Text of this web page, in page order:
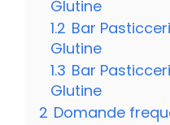
Glutine
1.2 Bar
Glutine
1.3 Bar
Glutine
2 Domande